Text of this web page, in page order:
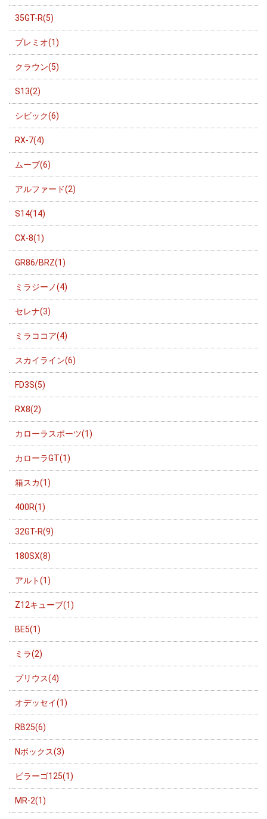
35GT-R(5)
プレミオ(1)
クラウン(5)
S13(2)
シビック(6)
RX-7(4)
ムーブ(6)
アルファード(2)
S14(14)
CX-8(1)
GR86/BRZ(1)
ミラジーノ(4)
セレナ(3)
ミラココア(4)
スカイライン(6)
FD3S(5)
RX8(2)
カローラスポーツ(1)
カローラGT(1)
箱スカ(1)
400R(1)
32GT-R(9)
180SX(8)
アルト(1)
Z12キューブ(1)
BE5(1)
ミラ(2)
プリウス(4)
オデッセイ(1)
RB25(6)
Nボックス(3)
ビラーゴ125(1)
MR-2(1)